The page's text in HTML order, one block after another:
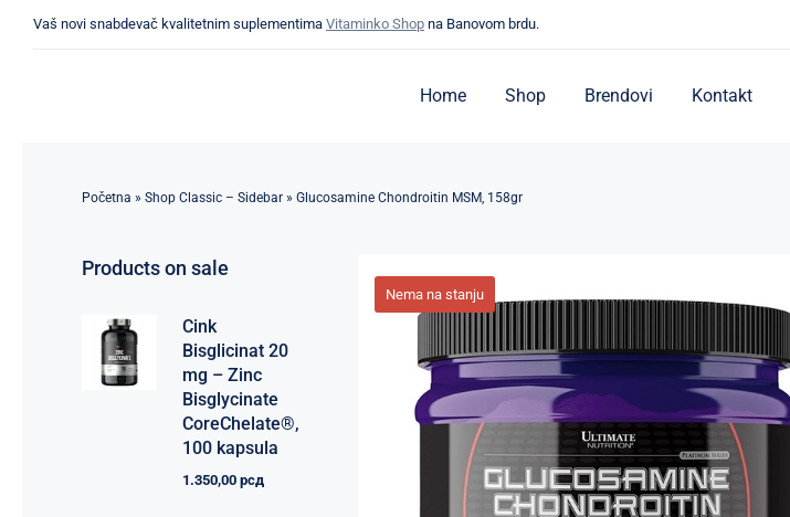
Vaš novi snabdevač kvalitetnim suplementima Vitaminko Shop na Banovom brdu.
Home Shop Brendovi Kontakt
Početna » Shop Classic – Sidebar» Glucosamine Chondroitin MSM, 158gr
Products on sale
Cink
Bisglicinat 20
mg – Zinc
Bisglycinate
CoreChelate®,
100 kapsula
1.350,00рсд
Nema na stanju